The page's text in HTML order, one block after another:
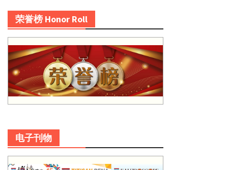
荣誉榜 Honor Roll
电子刊物